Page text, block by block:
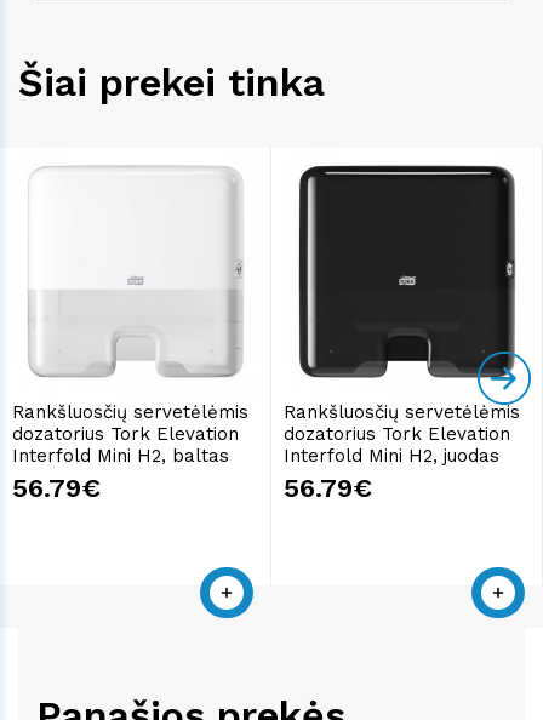
Šiai prekei tinka
Rankšluosčių servetėlėmis
dozatorius Tork Elevation
Interfold Mini H2, baltas
56.79€
Rankšluosčių servetėlėmis
dozatorius Tork Elevation
Interfold Mini H2, juodas
56.79€